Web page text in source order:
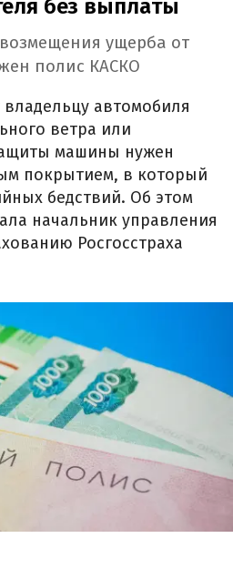
без выплаты
возмещения ущерба от
полис КАСКО
автомобиля
ветра или
машины нужен
покрытием, в который
бедствий. Об этом
начальник управления
Росгосстраха